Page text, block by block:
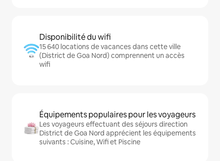
Disponibilité du wifi
15 640 locations de vacances dans cette ville
(District de Goa Nord) comprennent un accès
wifi
Équipements populaires pour les voyageurs
Les voyageurs effectuant des séjours direction
District de Goa Nord apprécient les équipements
suivants : Cuisine, Wifi et Piscine